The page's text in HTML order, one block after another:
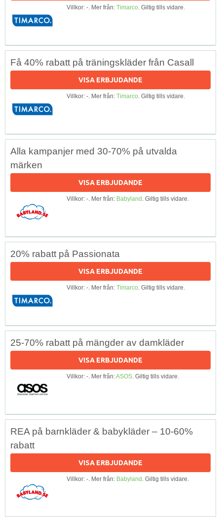
Villkor: -. Mer från: Timarco. Giltig tills vidare.
Få 40% rabatt på träningskläder från Casall
VISA ERBJUDANDE
Villkor: -. Mer från: Timarco. Giltig tills vidare.
Alla kampanjer med 30-70% på utvalda
märken
VISA ERBJUDANDE
Villkor: -. Mer från: Babyland. Giltig tills vidare.
20% rabatt på Passionata
VISA ERBJUDANDE
Villkor: -. Mer från: Timarco. Giltig tills vidare.
25-70% rabatt på mängder av damkläder
VISA ERBJUDANDE
Villkor: -. Mer från:ASOS. Giltig tills vidare.
REA på barnkläder & babykläder – 10-60%
rabatt
VISA ERBJUDANDE
Villkor: -. Mer från: Babyland. Giltig tills vidare.